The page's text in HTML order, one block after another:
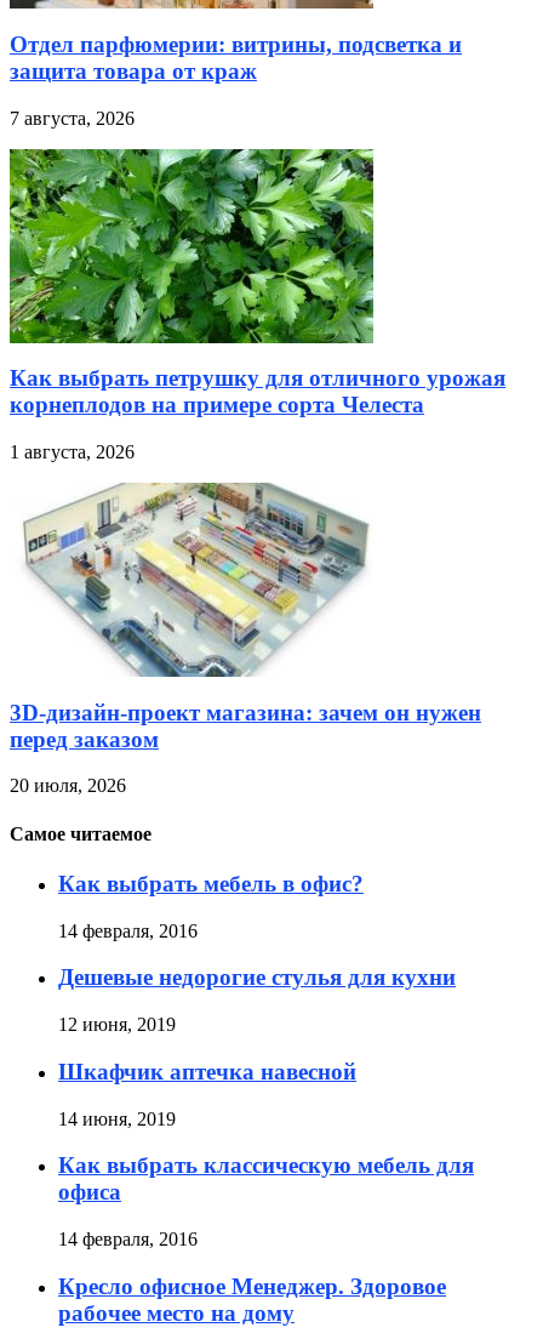
Отдел парфюмерии: витрины, подсветка и
защита товара от краж
7 августа, 2026
Как выбрать петрушку для отличного урожая
корнеплодов на примере сорта Челеста
1 августа, 2026
3D-дизайн-проект магазина: зачем он нужен
перед заказом
20 июля, 2026
Самое читаемое
Как выбрать мебель в офис?
14 февраля, 2016
Дешевые недорогие стулья для кухни
12 июня, 2019
Шкафчик аптечка навесной
14 июня, 2019
Как выбрать классическую мебель для
офиса
14 февраля, 2016
Кресло офисное Менеджер. Здоровое
рабочее место на дому